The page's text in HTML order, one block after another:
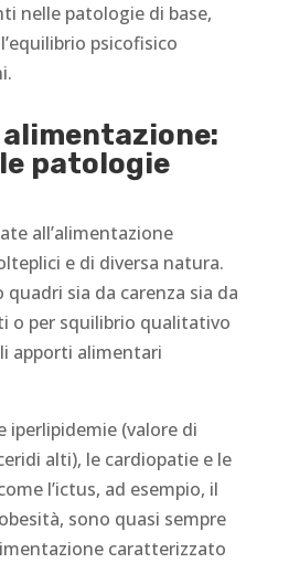
nelle patologie di base,
psicofisico
patologie
all’alimentazione
e di diversa natura.
quadri sia da carenza sia da
o per squilibrio qualitativo
apporti alimentari
iperlipidemie (valore di
alti), le cardiopatie e le
l’ictus, ad esempio, il
sono quasi sempre
caratterizzato